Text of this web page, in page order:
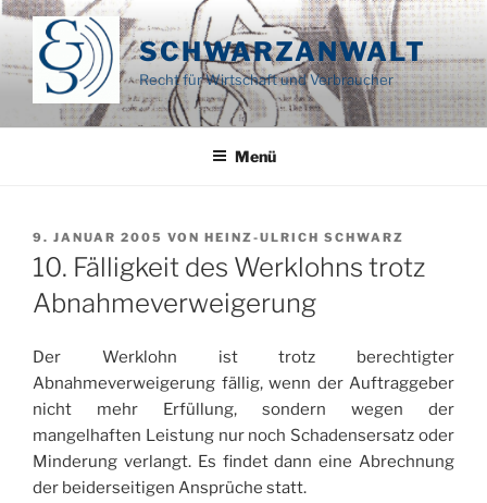
Zum
springen
SCHWARZANWALT
Recht für Wirtschaft und Verbraucher
Menü
VERÖFFENTLICHT
AM
9. JANUAR 2005 VON HEINZ-ULRICH SCHWARZ
10. Fälligkeit des Werklohns trotz
Abnahmeverweigerung
Der Werklohn ist trotz berechtigter
Abnahmeverweigerung fällig, wenn der Auftraggeber
nicht mehr Erfüllung, sondern wegen der
mangelhaften Leistung nur noch Schadensersatz oder
Minderung verlangt. Es findet dann eine Abrechnung
der beiderseitigen Ansprüche statt.